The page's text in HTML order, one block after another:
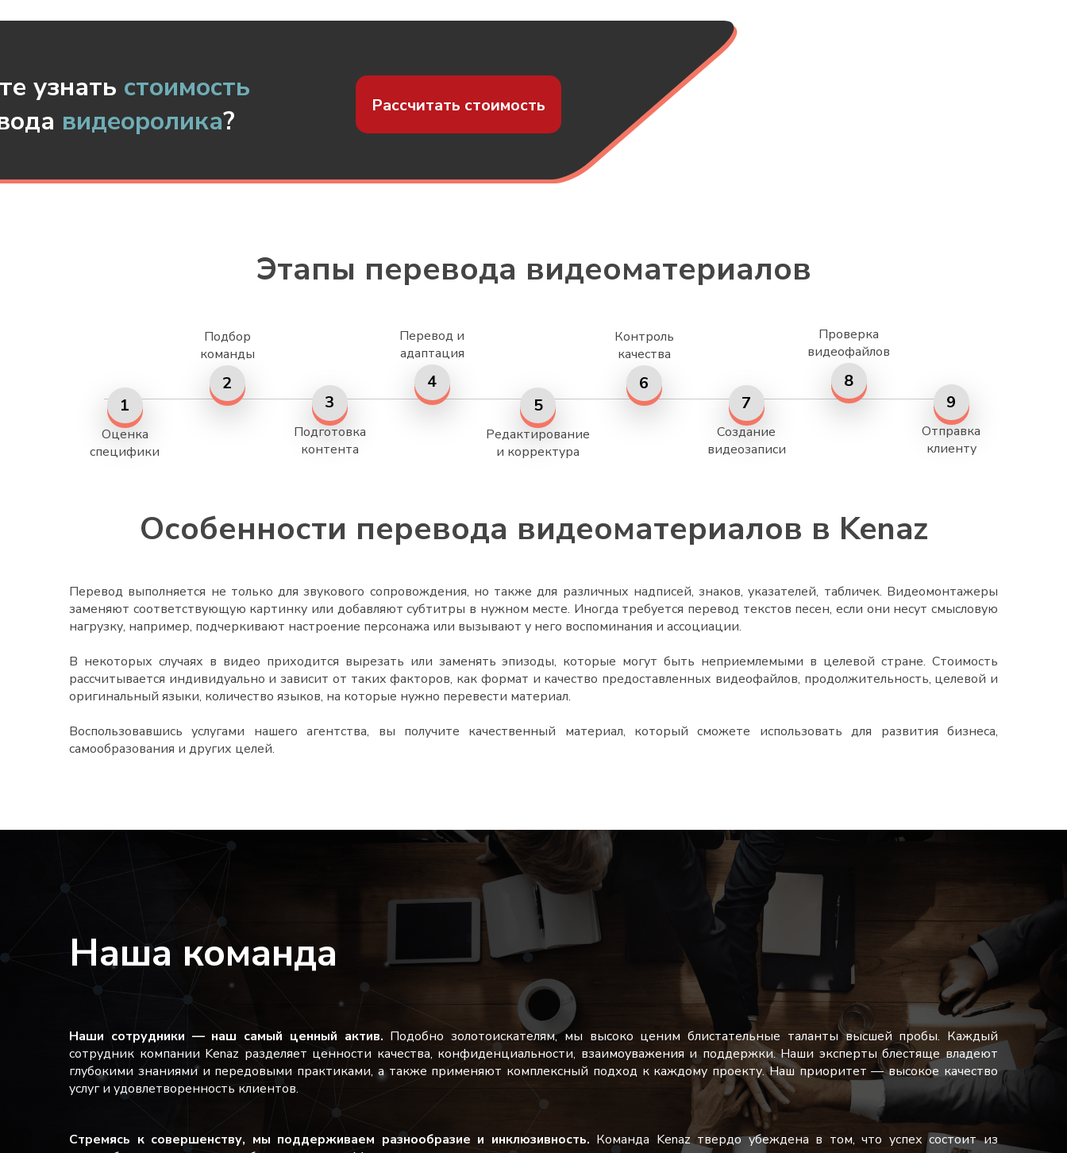
узнать стоимость
видеоролика? Рассчитать стоимость
Этапы перевода видеоматериалов
1
Оценка
специфики
2
Подбор
команды
3
Подготовка
контента
4
Перевод и
адаптация
5
Редактирование
и корректура
6
Контроль
качества
7
Создание
видеозаписи
8
Проверка
видеофайлов
9
Отправка
клиенту
Особенности перевода видеоматериалов в Kenaz
Перевод выполняется не только для звукового сопровождения, но также для различных надписей, знаков, указателей, табличек. Видеомонтажеры
заменяют соответствующую картинку или добавляют субтитры в нужном месте. Иногда требуется перевод текстов песен, если они несут смысловую
нагрузку, например, подчеркивают настроение персонажа или вызывают у него воспоминания и ассоциации.
В некоторых случаях в видео приходится вырезать или заменять эпизоды, которые могут быть неприемлемыми в целевой стране. Стоимость
рассчитывается индивидуально и зависит от таких факторов, как формат и качество предоставленных видеофайлов, продолжительность, целевой и
оригинальный языки, количество языков, на которые нужно перевести материал.
Воспользовавшись услугами нашего агентства, вы получите качественный материал, который сможете использовать для развития бизнеса,
самообразования и других целей.
Наша команда
Наши сотрудники — наш самый ценный актив. Подобно золотоискателям, мы высоко ценим блистательные таланты высшей пробы. Каждый
сотрудник компании Kenaz разделяет ценности качества, конфиденциальности, взаимоуважения и поддержки. Наши эксперты блестяще владеют
глубокими знаниями и передовыми практиками, а также применяют комплексный подход к каждому проекту. Наш приоритет — высокое качество
услуг и удовлетворенность клиентов.
Стремясь к совершенству, мы поддерживаем разнообразие и инклюзивность. Команда Kenaz твердо убеждена в том, что успех состоит из